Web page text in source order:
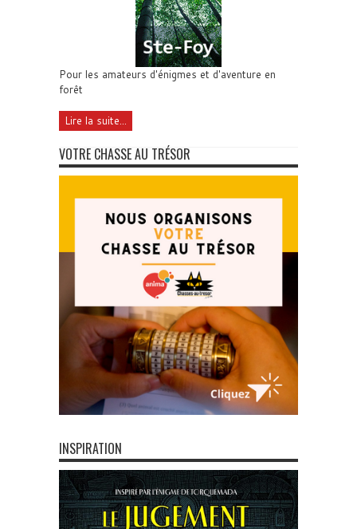
Pour les amateurs d'énigmes et d'aventure en
forêt
Lire la suite...
VOTRE CHASSE AU TRÉSOR
INSPIRATION